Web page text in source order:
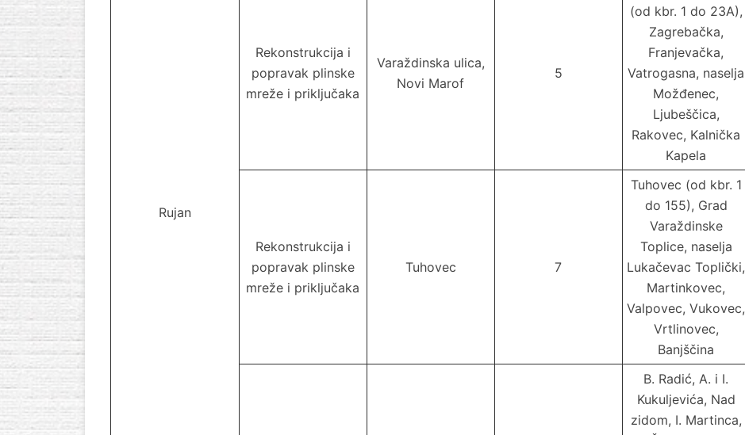
Rujan
Rekonstrukcija i
popravak plinske
mreže i priključaka
Varaždinska ulica,
Novi Marof
5
(od kbr. 1 do 23A),
Zagrebačka,
Franjevačka,
Vatrogasna, naselja
Možđenec,
Ljubeščica,
Rakovec, Kalnička
Kapela
Rekonstrukcija i
popravak plinske
mreže i priključaka
Tuhovec 7
Tuhovec (od kbr. 1
do 155), Grad
Varaždinske
Toplice, naselja
Lukačevac Toplički,
Martinkovec,
Valpovec, Vukovec,
Vrtlinovec,
Banjščina
B. Radić, A. i I.
Kukuljevića, Nad
zidom, I. Martinca,